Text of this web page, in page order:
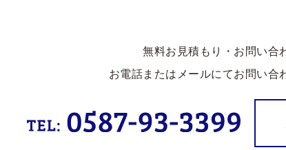
無料お見積もり・お問い合
お電話またはメールにてお問い合